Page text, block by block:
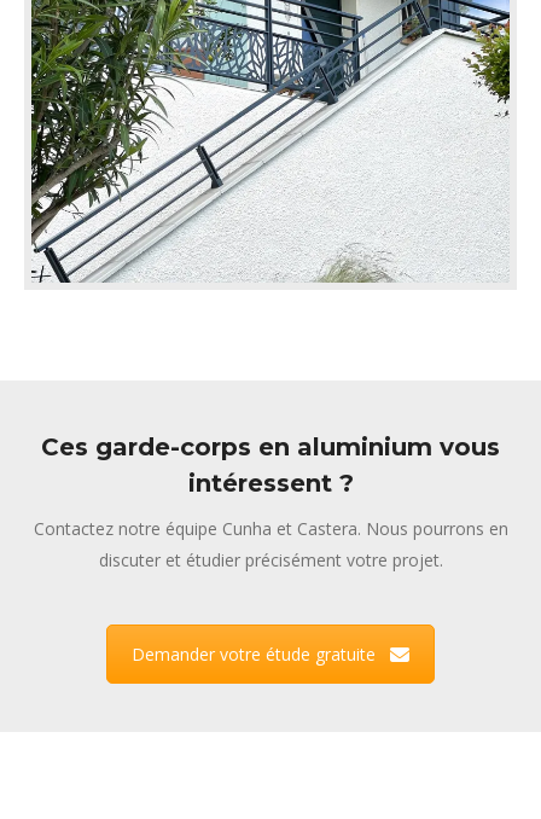
Ces garde-corps en aluminium vous
intéressent ?
Contactez notre équipe Cunha et Castera. Nous pourrons en
discuter et étudier précisément votre projet.
Demander votre étude gratuite